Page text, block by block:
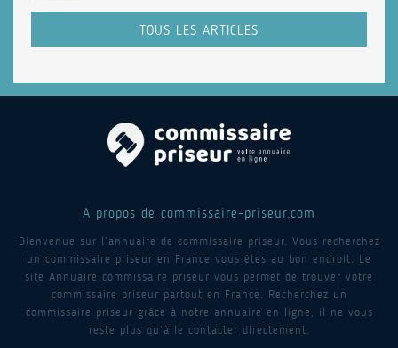
TOUS LES ARTICLES
A propos de commissaire-priseur.com
Bienvenue sur l’annuaire de commissaire priseur. Vous recherchez
un commissaire priseur en France vous êtes au bon endroit. Le
site Annuaire commissaire priseur vous permet de trouver votre
commissaire priseur partout en France. Recherchez un
commissaire priseur grâce à notre annuaire en ligne, il ne vous
reste plus qu’à le contacter directement.